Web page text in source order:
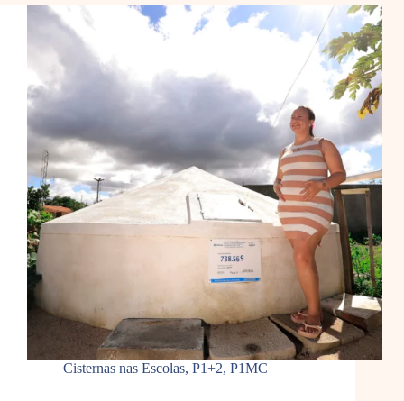
Cisternas nas Escolas, P1+2, P1MC